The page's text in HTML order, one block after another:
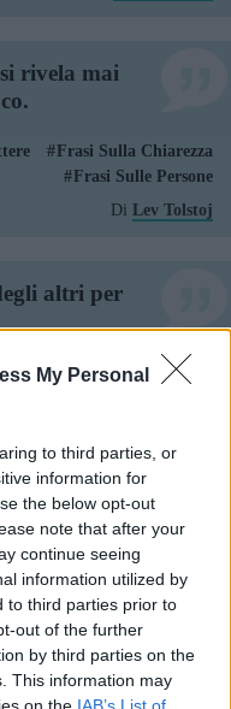
My Personal
to third parties, or
information for
the below opt-out
note that after your
continue seeing
information utilized by
to third parties prior to
out of the further
by third parties on the
This information may
rivela mai
Frasi Sulla Chiarezza
Frasi Sulle Persone
Di Lev Tolstoj
altri per
Frasi Sul Carattere
perché
possa
Io al
e ne
che
quella